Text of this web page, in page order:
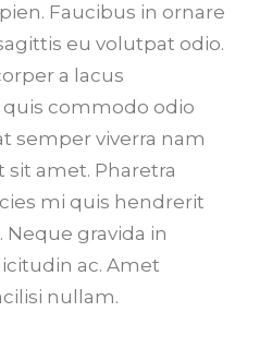
Faucibus in ornare
eu volutpat odio.
a lacus
commodo odio
semper viverra nam
sit amet. Pharetra
mi quis hendrerit
gravida in
ac. Amet
nullam.